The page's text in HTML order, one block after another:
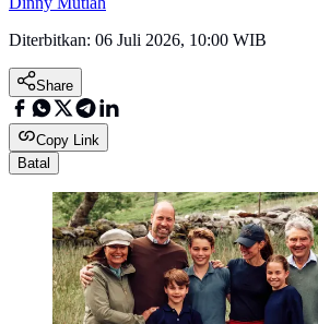
Diterbitkan: 06 Juli 2026, 10:00 WIB
Share
Copy Link
Batal